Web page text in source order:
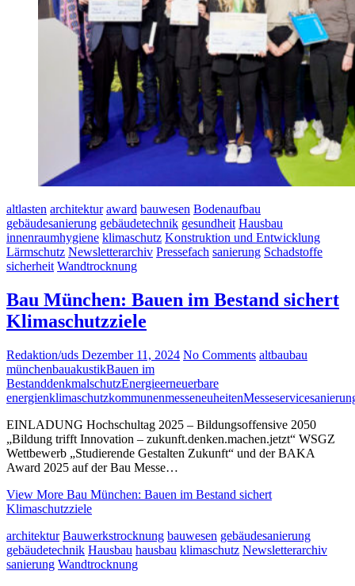
altlasten architektur award bauwesen Bodenaufbau
gebäudesanierung gebäudetechnik gesundheit Hausbau
innenraumhygiene klimaschutz Konstruktion und Entwicklung
Lärmschutz Newsletterarchiv Pressefach sanierung Schadstoffe
sicherheit Wandtrocknung
Bau München: Bauen im Bestand sichert
Klimaschutzziele
Redaktion/uds Dezember 11, 2024 No Comments altbaubau
münchenbauakustikBauen im
BestanddenkmalschutzEnergieerneuerbare
energienklimaschutzkommunenmesseneuheitenMesseservice
EINLADUNG Hochschultag 2025 – Bildungsoffensive 2050
„Bildung trifft Innovation – zukunft.denken.machen.jetzt“ WSGZ
Wettbewerb „Studierende Gestalten Zukunft“ und der BAKA
Award 2025 auf der Bau Messe…
View More Bau München: Bauen im Bestand sichert
Klimaschutzziele
architektur Bauwerkstrocknung bauwesen gebäudesanierung
gebäudetechnik Hausbau hausbau klimaschutz Newsletterarchiv
sanierung Wandtrocknung